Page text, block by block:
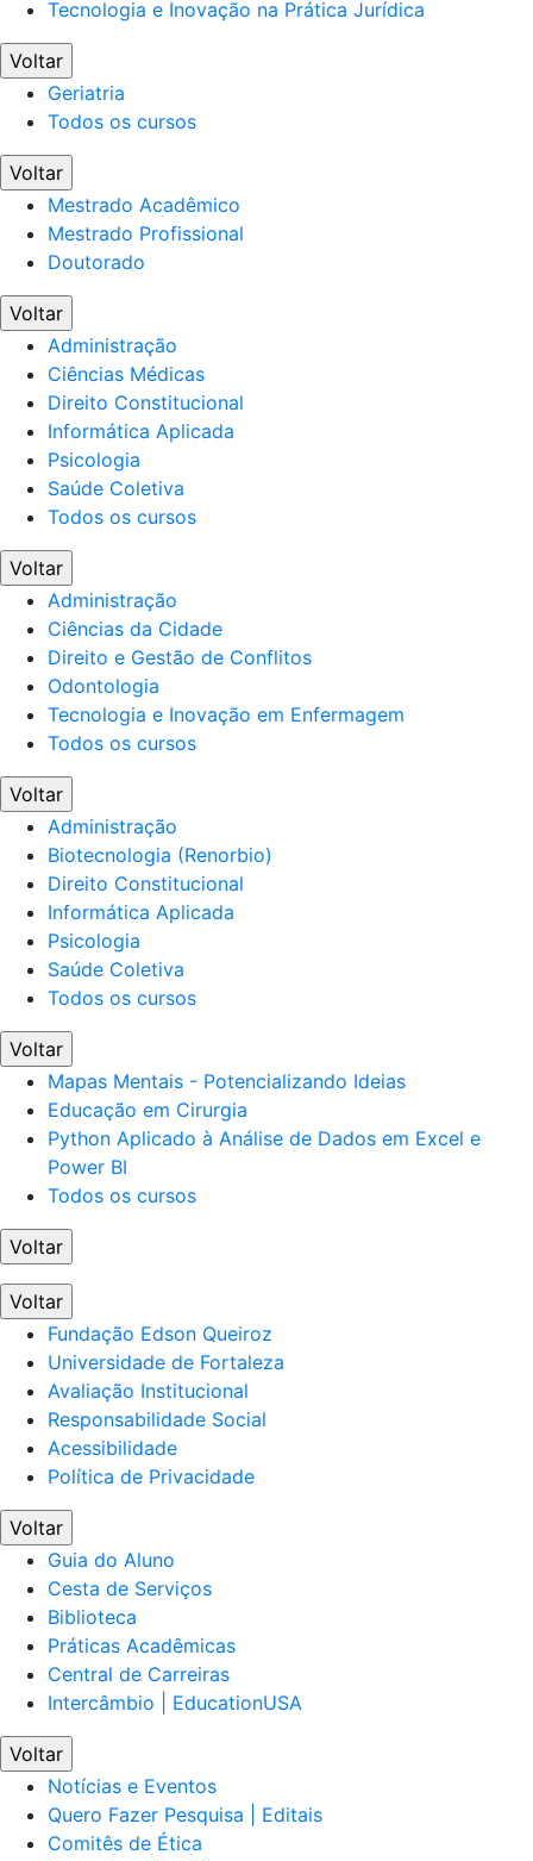
Tecnologia e Inovação na Prática Jurídica
Voltar
Geriatria
Todos os cursos
Voltar
Mestrado Acadêmico
Mestrado Profissional
Doutorado
Voltar
Administração
Ciências Médicas
Direito Constitucional
Informática Aplicada
Psicologia
Saúde Coletiva
Todos os cursos
Voltar
Administração
Ciências da Cidade
Direito e Gestão de Conflitos
Odontologia
Tecnologia e Inovação em Enfermagem
Todos os cursos
Voltar
Administração
Biotecnologia (Renorbio)
Direito Constitucional
Informática Aplicada
Psicologia
Saúde Coletiva
Todos os cursos
Voltar
Mapas Mentais - Potencializando Ideias
Educação em Cirurgia
Python Aplicado à Análise de Dados em Excel e
Power BI
Todos os cursos
Voltar
Voltar
Fundação Edson Queiroz
Universidade de Fortaleza
Avaliação Institucional
Responsabilidade Social
Acessibilidade
Política de Privacidade
Voltar
Guia do Aluno
Cesta de Serviços
Biblioteca
Práticas Acadêmicas
Central de Carreiras
Intercâmbio | EducationUSA
Voltar
Notícias e Eventos
Quero Fazer Pesquisa | Editais
Comitês de Ética